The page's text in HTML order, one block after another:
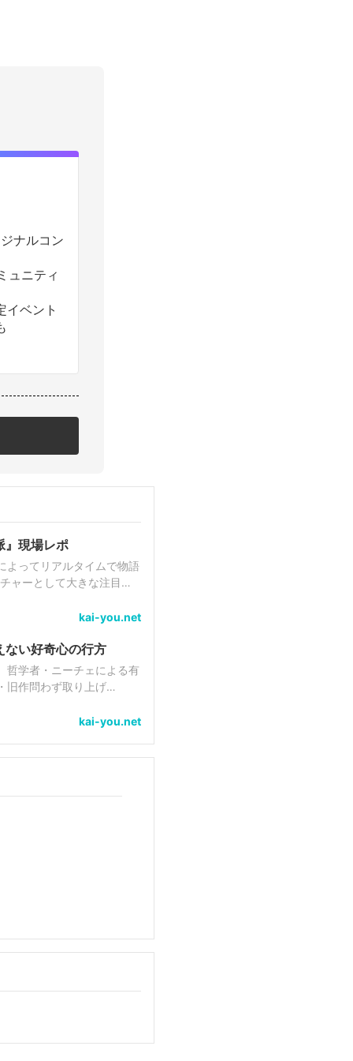
ナルコン
ュニティ
イベント
』現場レポ
よってリアルタイムで物語
kai-you.net
い好奇心の行方
哲学者・ニーチェによる有
旧作問わず取り上げ
kai-you.net